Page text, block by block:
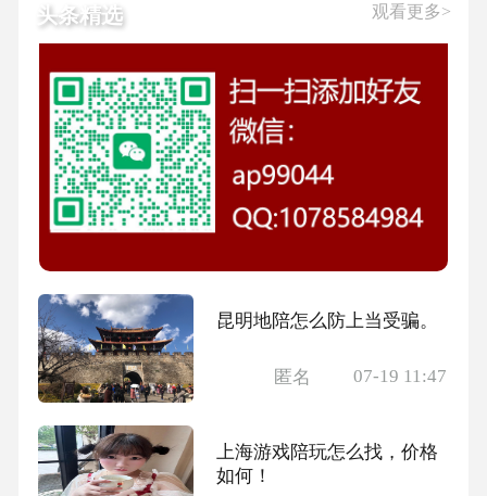
头条精选 观看更多>
昆明地陪怎么防上当受骗。
匿名 07-19 11:47
上海游戏陪玩怎么找，价格
如何！